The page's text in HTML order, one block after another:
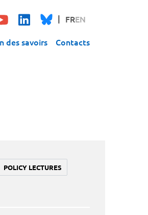
FREN
des savoirs Contacts
POLICY LECTURES